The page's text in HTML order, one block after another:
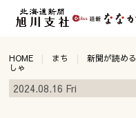
HOME まち 新聞が読め
しゃ
2024.08.16 Fri